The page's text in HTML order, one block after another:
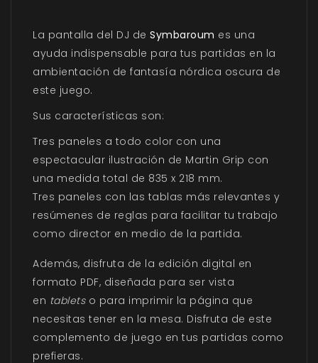
La pantalla del DJ de Symbaroum es una
ayuda indispensable para tus partidas en la
ambientación de fantasía nórdica oscura de
este juego.
Sus características son:
Tres paneles a todo color con una
espectacular ilustración de Martin Grip con
una medida total de 835 x 218 mm.
Tres paneles con las tablas más relevantes y
resúmenes de reglas para facilitar tu trabajo
como director en medio de la partida.
Además, disfruta de la edición digital en
formato PDF, diseñada para ser vista
en tabletso para imprimir la página que
necesitas tener en la mesa. Disfruta de este
complemento de juego en tus partidas como
prefieras.